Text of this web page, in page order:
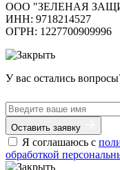
ООО "ЗЕЛЕНАЯ
ИНН: 9718214527
ОГРН: 1227700909996
У вас остались
Оставить заявку
Я соглашаюсь с
обработкой